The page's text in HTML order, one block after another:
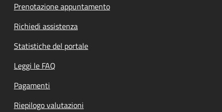
Prenotazione appuntamento
Richiedi assistenza
Statistiche del portale
Leggi le FAQ
Pagamenti
Riepilogo valutazioni